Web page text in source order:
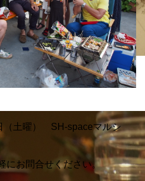
上で組み立てていきます。
土曜） SH-spaceマルシ
にお問合せください。